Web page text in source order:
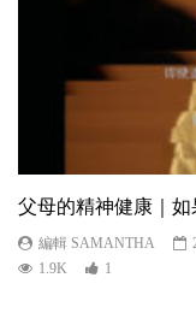
父母的精神健康｜
編輯 SAMANTHA
1.9K
1